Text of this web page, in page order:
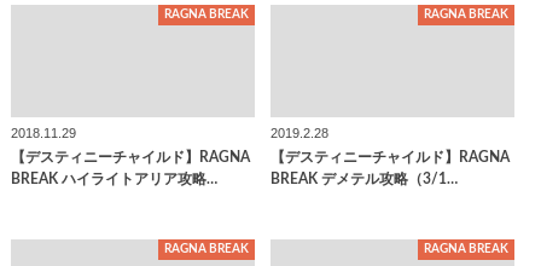
RAGNA BREAK
2018.11.29
【デスティニーチャイルド】RAGNA
BREAK ハイライトアリア攻略…
RAGNA BREAK
2019.2.28
【デスティニーチャイルド】RAGNA
BREAK デメテル攻略（3/1…
RAGNA BREAK RAGNA BREAK